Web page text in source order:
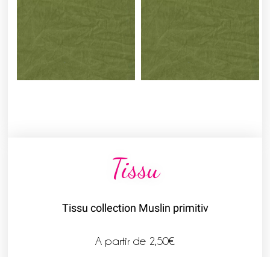
Tissu
Tissu collection Muslin primitiv
A partir de 2,50€